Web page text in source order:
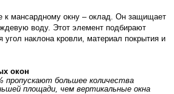
к мансардному окну – оклад. Он защищает
воду. Этот элемент подбирают
угол наклона кровли, материал покрытия и
окон
пропускают большее количества
площади, чем вертикальные окна